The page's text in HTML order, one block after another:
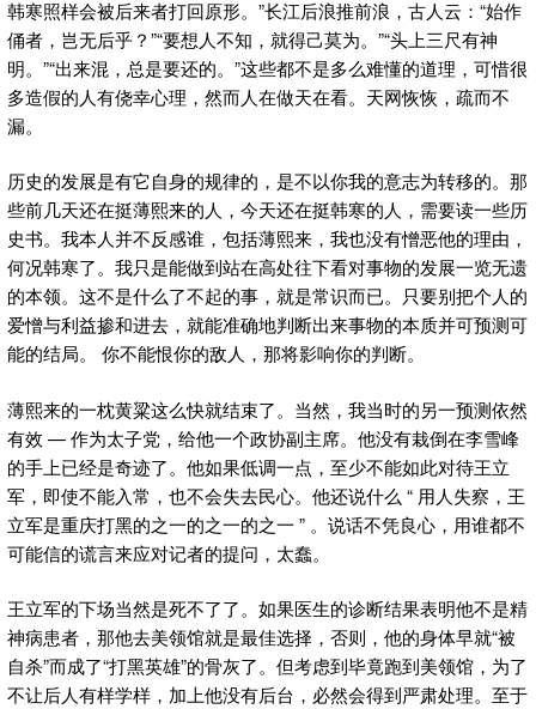
韩寒照样会被后来者打回原形。”长江后浪推前浪，古人云：“始作
俑者，岂无后乎？”“要想人不知，就得己莫为。”“头上三尺有神
明。”“出来混，总是要还的。”这些都不是多么难懂的道理，可惜很
多造假的人有侥幸心理，然而人在做天在看。天网恢恢，疏而不
漏。
历史的发展是有它自身的规律的，是不以你我的意志为转移的。那
些前几天还在挺薄熙来的人，今天还在挺韩寒的人，需要读一些历
史书。我本人并不反感谁，包括薄熙来，我也没有憎恶他的理由，
何况韩寒了。我只是能做到站在高处往下看对事物的发展一览无遗
的本领。这不是什么了不起的事，就是常识而已。只要别把个人的
爱憎与利益掺和进去，就能准确地判断出来事物的本质并可预测可
能的结局。 你不能恨你的敌人，那将影响你的判断。
薄熙来的一枕黄粱这么快就结束了。当然，我当时的另一预测依然
有效 — 作为太子党，给他一个政协副主席。他没有栽倒在李雪峰
的手上已经是奇迹了。他如果低调一点，至少不能如此对待王立
军，即使不能入常，也不会失去民心。他还说什么 “ 用人失察，王
立军是重庆打黑的之一的之一的之一 ” 。说话不凭良心，用谁都不
可能信的谎言来应对记者的提问，太蠢。
王立军的下场当然是死不了了。如果医生的诊断结果表明他不是精
神病患者，那他去美领馆就是最佳选择，否则，他的身体早就“被
自杀”而成了“打黑英雄”的骨灰了。但考虑到毕竟跑到美领馆，为了
不让后人有样学样，加上他没有后台，必然会得到严肃处理。至于